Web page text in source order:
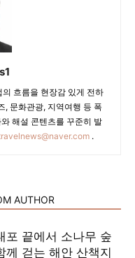
흐름을 현장감 있게 전하
, 문화관광, 지역여행 등 폭
해설 콘텐츠를 꾸준히 발
.
AUTHOR
포 끝에서 소나무 숲
께 걷는 해안 산책지